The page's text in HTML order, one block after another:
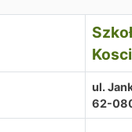
im.
ul.
62-